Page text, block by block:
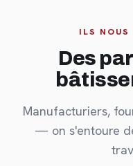
ILS
Des
Manufacturiers,
— on s'entoure